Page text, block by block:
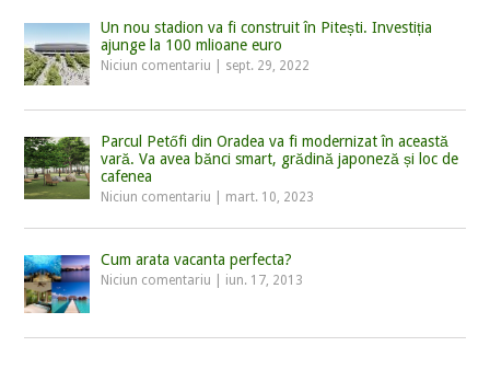
Un nou stadion va fi construit în Pitești. Investiția
ajunge la 100 mlioane euro
Niciun comentariu sept. 29, 2022
Parcul Petőfi din Oradea va fi modernizat în această
vară. Va avea bănci smart, grădină japoneză și loc de
cafenea
Niciun comentariu mart. 10, 2023
Cum arata vacanta perfecta?
Niciun comentariu iun. 17, 2013